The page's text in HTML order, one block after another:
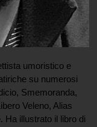
umoristico e
su numerosi
Smemoranda,
Veleno, Alias
Ha illustrato il libro di